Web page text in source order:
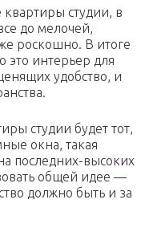
студии, в
до мелочей,
роскошно. В итоге
это интерьер для
удобство, и
студии будет тот,
окна, такая
последних-высоких
общей идее —
должно быть и за